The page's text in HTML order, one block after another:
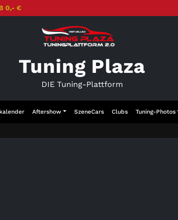
0,- €
Tuning Plaza
DIE Tuning-Plattform
Aftershow SzeneCars Clubs Tuning-Photos